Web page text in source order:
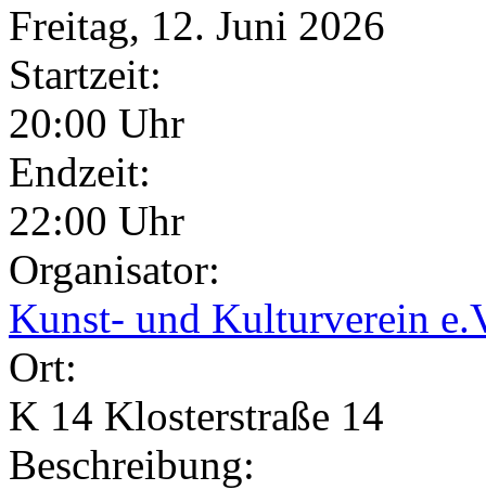
Freitag, 12. Juni 2026
Startzeit:
20:00 Uhr
Endzeit:
22:00 Uhr
Organisator:
Kunst- und Kulturverein
Ort:
K 14 Klosterstraße 14
Beschreibung: